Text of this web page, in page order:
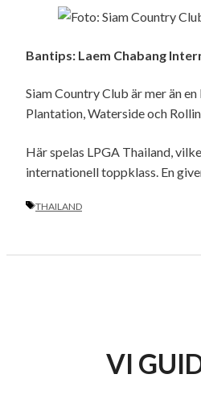
Bantips: Laem Chabang
Siam Country Club är mer än
Plantation, Waterside och
Här spelas LPGA Thailand,
internationell toppklass. En
ETIKETTER
THAILAND
VI